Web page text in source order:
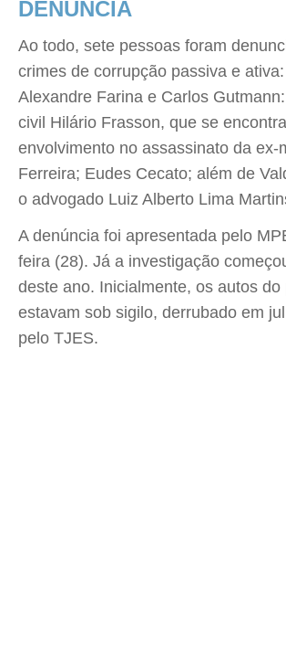
DENÚNCIA
Ao todo, sete pessoas foram
crimes de corrupção passiva e
Alexandre Farina e Carlos
civil Hilário Frasson, que se
envolvimento no assassinato da ex-
Ferreira; Eudes Cecato; além de
o advogado Luiz Alberto Lima
A denúncia foi apresentada pelo
feira (28). Já a investigação
deste ano. Inicialmente, os autos do
estavam sob sigilo, derrubado em
pelo TJES.